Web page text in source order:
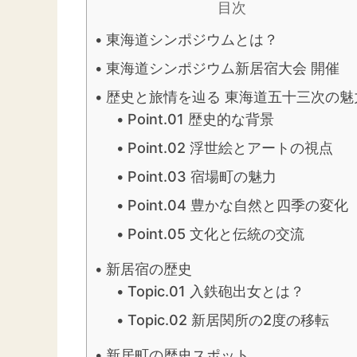
目次
東海道シンポジウムとは？
東海道シンポジウム新居宿大会 開催
歴史と旅情を辿る 東海道五十三次の魅
Point.01 歴史的な背景
Point.02 浮世絵とアートの視点
Point.03 宿場町の魅力
Point.04 豊かな自然と四季の変化
Point.05 文化と伝統の交流
新居宿の歴史
Topic.01 入鉄砲出女とは？
Topic.02 新居関所の2度の移転